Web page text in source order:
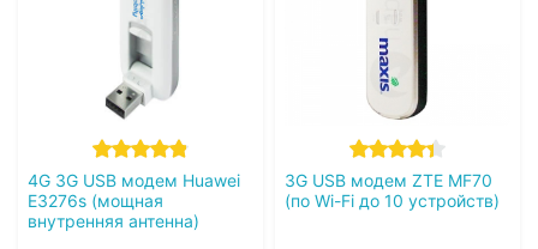
4G 3G USB модем Huawei
E3276s (мощная
внутренняя антенна)
3G USB модем ZTE MF70
(по Wi-Fi до 10 устройств)